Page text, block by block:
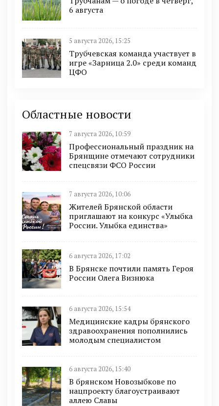
6 августа
5 августа 2026, 15:25
Трубчевская команда участвует в
игре «Зарница 2.0» среди команд
ЦФО
Областные новости
7 августа 2026, 10:59
Профессиональный праздник на
Брянщине отмечают сотрудники
спецсвязи ФСО России
7 августа 2026, 10:06
Жителей Брянской области
приглашают на конкурс «Улыбка
России. Улыбка единства»
6 августа 2026, 17:02
В Брянске почтили память Героя
России Олега Визнюка
6 августа 2026, 15:54
Медицинские кадры брянского
здравоохранения пополнились
молодым специалистом
6 августа 2026, 15:40
В брянском Новозыбкове по
нацпроекту благоустраивают
аллею Славы